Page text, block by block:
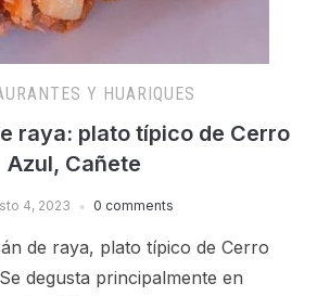
Y HUARIQUES
raya: plato típico de Cerro
Azul, Cañete
4, 2023 0 comments
de raya, plato típico de Cerro
degusta principalmente en